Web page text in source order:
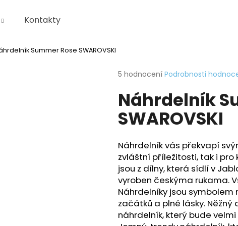
Kontakty
Summer Rose SWAROVSKI
Průměrné
produktu
je
4,6
z
hvězdiček.
5 hodnocení Podrobnosti
Náhrdelník
SWAROVSKI
Náhrdelník vás překvapí
zvláštní příležitosti, tak i
jsou z dílny, která sídlí v
vyroben českýma rukama.
Náhrdelníky jsou
začátků a plné lásky.
náhrdelník, který bude
Co potřebujete najít?
HLEDAT